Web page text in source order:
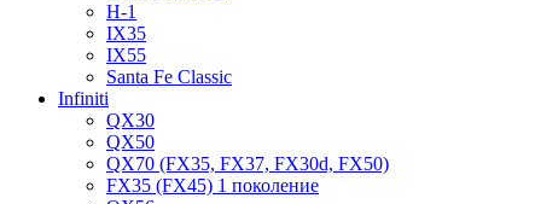
H-1
IX35
IX55
Santa Fe Classic
Infiniti
QX30
QX50
QX70 (FX35, FX37, FX30d, FX50)
FX35 (FX45) 1 поколение